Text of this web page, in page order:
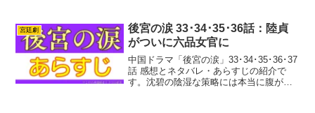
します。
宮廷劇
後宮の涙 33･34･35･36話：陸貞
がついに六品女官に
中国ドラマ「後宮の涙」33･34･35･36･37
話 感想とネタバレ・あらすじの紹介で
す。沈碧の陰湿な策略には本当に腹が立